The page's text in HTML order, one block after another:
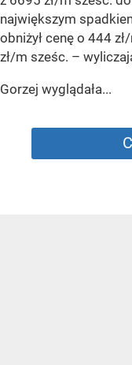
największym
obniżył cenę o 444
zł/m sześc. –
Gorzej wyglądała...